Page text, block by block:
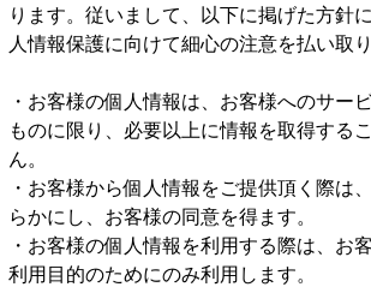
ります。従いまして、以下に掲げた方針
人情報保護に向けて細心の注意を払い取
・お客様の個人情報は、お客様へのサー
ものに限り、必要以上に情報を取得する
ん。
・お客様から個人情報をご提供頂く際は
らかにし、お客様の同意を得ます。
・お客様の個人情報を利用する際は、お
利用目的のためにのみ利用します。